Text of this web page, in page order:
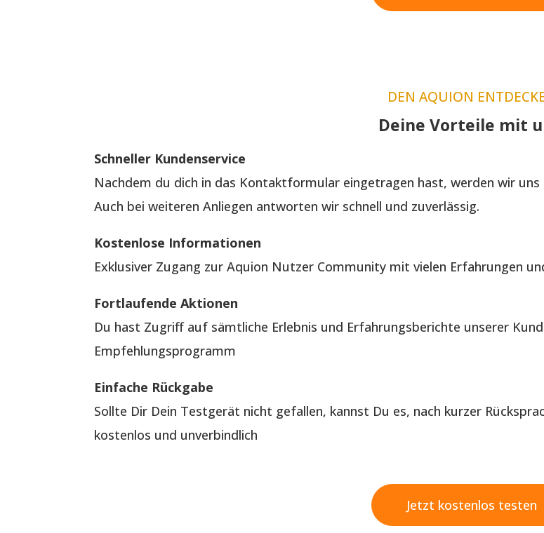
DEN AQUION
Deine Vorteile mit
Schneller Kundenservice
Nachdem du dich in das Kontaktformular eingetragen hast, werden wir uns
Auch bei weiteren Anliegen antworten wir schnell und zuverlässig.
Kostenlose Informationen
Exklusiver Zugang zur Aquion Nutzer Community mit vielen Erfahrungen
Fortlaufende Aktionen
Du hast Zugriff auf sämtliche Erlebnis und Erfahrungsberichte unserer
Empfehlungsprogramm
Einfache Rückgabe
Sollte Dir Dein Testgerät nicht gefallen, kannst Du es, nach kurzer
kostenlos und unverbindlich
Jetzt kostenlos testen